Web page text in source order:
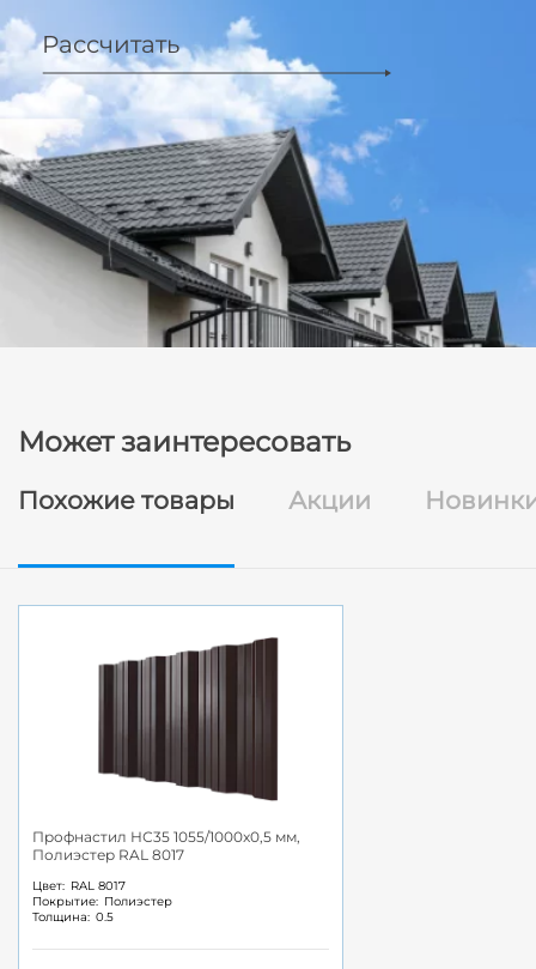
Рассчитать
Может заинтересовать
Похожие товары Акции
Профнастил НС35 1055/1000x0,5 мм,
Полиэстер RAL 8017
Цвет: RAL 8017
Покрытие: Полиэстер
Толщина: 0.5